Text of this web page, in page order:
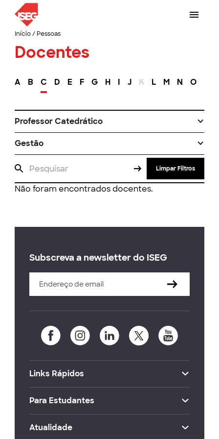
Início/ Pessoas
Docentes
A B C D E F G H I J K L M N O
Professor Catedrático
Gestão
Limpar Filtros
Não foram encontrados docentes.
Subscreva a newsletter do ISEG
Links Rápidos
Para Estudantes
Atualidade